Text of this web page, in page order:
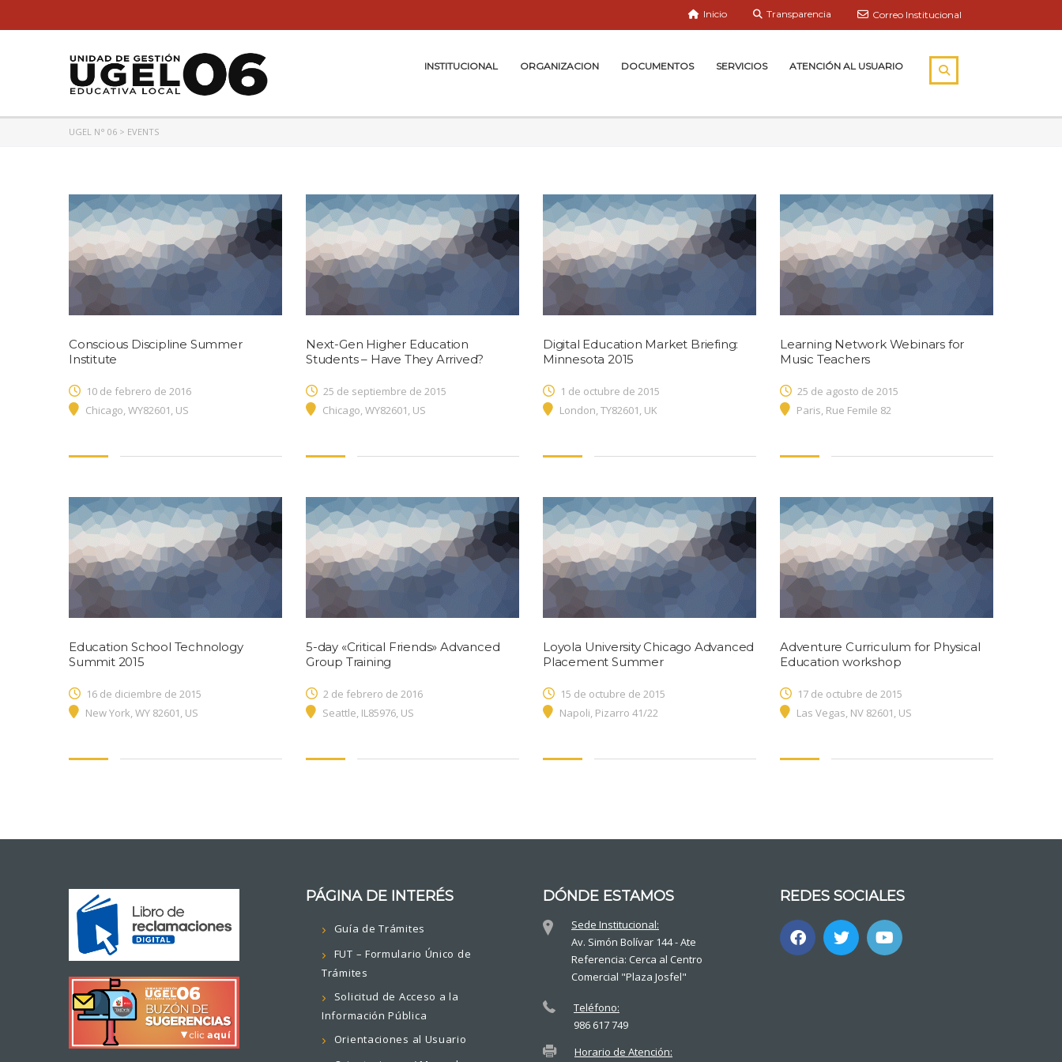
Correo Institucional
Transparencia
Inicio
INSTITUCIONAL ORGANIZACION DOCUMENTOS SERVICIOS ATENCIÓN AL USUARIO
UGEL N° 06 > EVENTS
Conscious Discipline Summer
Institute
10 de febrero de 2016
Chicago, WY82601, US
Next-Gen Higher Education
Students – Have They Arrived?
25 de septiembre de 2015
Chicago, WY82601, US
Digital Education Market Briefing:
Minnesota 2015
1 de octubre de 2015
London, TY82601, UK
Learning Network Webinars for
Music Teachers
25 de agosto de 2015
Paris, Rue Femile 82
Education School Technology
Summit 2015
16 de diciembre de 2015
New York, WY 82601, US
5-day «Critical Friends» Advanced
Group Training
2 de febrero de 2016
Seattle, IL85976, US
Loyola University Chicago Advanced
Placement Summer
15 de octubre de 2015
Napoli, Pizarro 41/22
Adventure Curriculum for Physical
Education workshop
17 de octubre de 2015
Las Vegas, NV 82601, US
PÁGINA DE INTERÉS
Guía de Trámites
FUT – Formulario Único de
Trámites
Solicitud de Acceso a la
Información Pública
Orientaciones al Usuario
DÓNDE ESTAMOS
Sede Institucional:
Av. Simón Bolívar 144 - Ate
Referencia: Cerca al Centro
Comercial "Plaza Josfel"
Teléfono:
986 617 749
Horario de Atención:
REDES SOCIALES